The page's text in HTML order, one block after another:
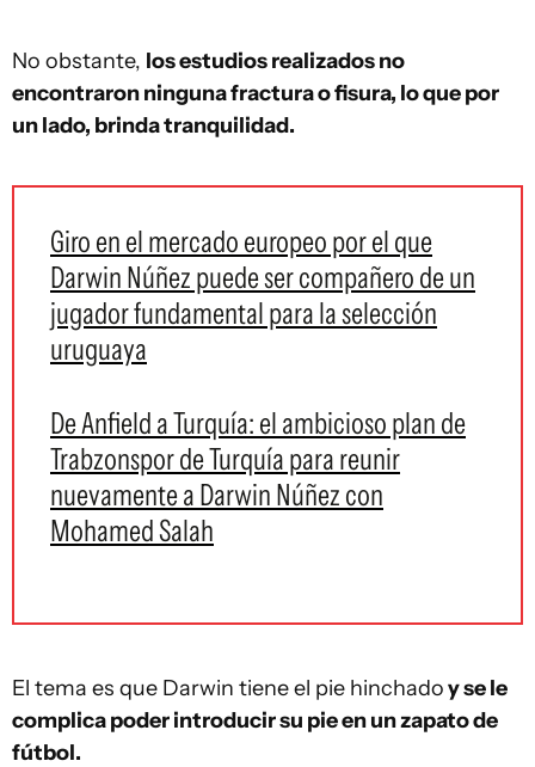
No obstante, los estudios realizados no
encontraron ninguna fractura o fisura, lo que por
un lado, brinda tranquilidad.
Giro en el mercado europeo por el que
Darwin Núñez puede ser compañero de un
jugador fundamental para la selección
uruguaya
De Anfield a Turquía: el ambicioso plan de
Trabzonspor de Turquía para reunir
nuevamente a Darwin Núñez con
Mohamed Salah
El tema es que Darwin tiene el pie hinchadoy se le
complica poder introducir su pie en un zapato de
fútbol.